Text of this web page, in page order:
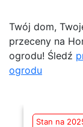
Twój dom,
przeceny na
ogrodu! Śledź
ogrodu
Stan na